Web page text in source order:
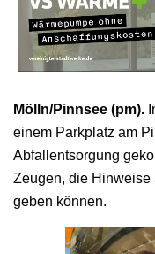
Mölln/Pinnsee (pm).
einem Parkplatz am
Abfallentsorgung
Zeugen, die Hinweise
geben können.